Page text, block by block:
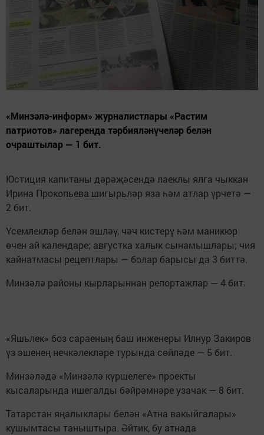
«Минзәлә-информ» журналистлары «Растим
патриотов» лагеренда тәрбияләнүчеләр белән
очраштылар — 1 бит.
Юстиция капитаны дәрәҗәсендә лаеклы ялга чыккан
Ирина Прокопьева шигырьләр яза һәм атлар үрчетә —
2 бит.
Үсемлекләр белән эшләү, чәч кистерү һәм маникюр
өчен ай календаре; августка халык сынамышлары; чия
кайнатмасы рецептлары — болар барысы да 3 биттә.
Минзәлә районы кырларыннан репортажлар — 4 бит.
«Яшьлек» боз сараеның баш инженеры Илнур Закиров
үз эшенең нечкәлекләре турында сөйләде — 5 бит.
Минзәләдә «Минзәлә күршелеге» проекты
кысаларында ишегалды бәйрәмнәре узачак — 8 бит.
Татарстан яңалыклары белән «Атна вакыйгалары»
кушымтасы таныштыра. Әйтик, бу атнада